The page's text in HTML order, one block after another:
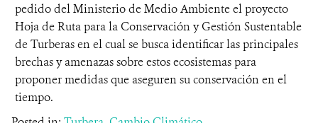
pedido del Ministerio de Medio Ambiente el proyecto
Hoja de Ruta para la Conservación y Gestión Sustentable
de Turberas en el cual se busca identificar las principales
brechas y amenazas sobre estos ecosistemas para
proponer medidas que aseguren su conservación en el
tiempo.